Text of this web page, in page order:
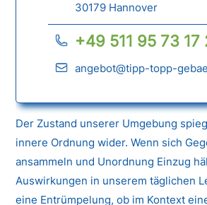
30179 Hannover
+49 511 95 73 17
angebot@tipp-topp-
Der Zustand unserer Umgebung
innere Ordnung wider. Wenn sich
ansammeln und Unordnung Einzug
Auswirkungen in unserem täglichen
eine Entrümpelung, ob im Kontext